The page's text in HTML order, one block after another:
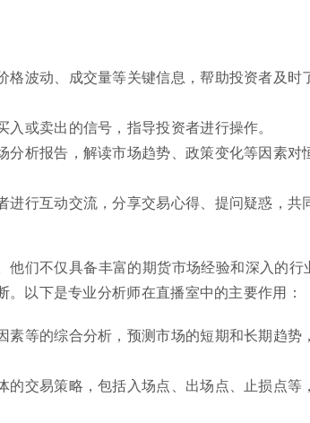
波动、成交量等关键信息，帮助投资者及时
或卖出的信号，指导投资者进行操作。
析报告，解读市场趋势、政策变化等因素对
行互动交流，分享交易心得、提问疑惑，共
们不仅具备丰富的期货市场经验和深入的行
以下是专业分析师在直播室中的主要作用：
等的综合分析，预测市场的短期和长期趋势
交易策略，包括入场点、出场点、止损点等